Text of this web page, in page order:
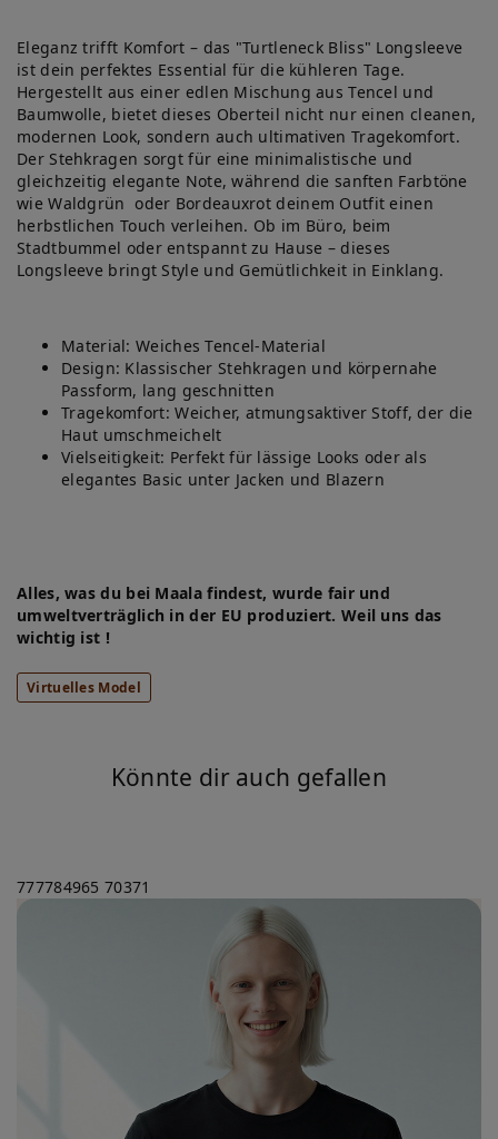
Eleganz trifft Komfort – das "Turtleneck Bliss" Longsleeve
ist dein perfektes Essential für die kühleren Tage.
Hergestellt aus einer edlen Mischung aus Tencel und
Baumwolle, bietet dieses Oberteil nicht nur einen cleanen,
modernen Look, sondern auch ultimativen Tragekomfort.
Der Stehkragen sorgt für eine minimalistische und
gleichzeitig elegante Note, während die sanften Farbtöne
wie Waldgrün oder Bordeauxrot deinem Outfit einen
herbstlichen Touch verleihen. Ob im Büro, beim
Stadtbummel oder entspannt zu Hause – dieses
Longsleeve bringt Style und Gemütlichkeit in Einklang.
Material: Weiches Tencel-Material
Design: Klassischer Stehkragen und körpernahe
Passform, lang geschnitten
Tragekomfort: Weicher, atmungsaktiver Stoff, der die
Haut umschmeichelt
Vielseitigkeit: Perfekt für lässige Looks oder als
elegantes Basic unter Jacken und Blazern
Alles, was du bei Maala findest, wurde fair und
umweltverträglich in der EU produziert. Weil uns das
wichtig ist !
Virtuelles Model
Könnte dir auch gefallen
777784965 70371